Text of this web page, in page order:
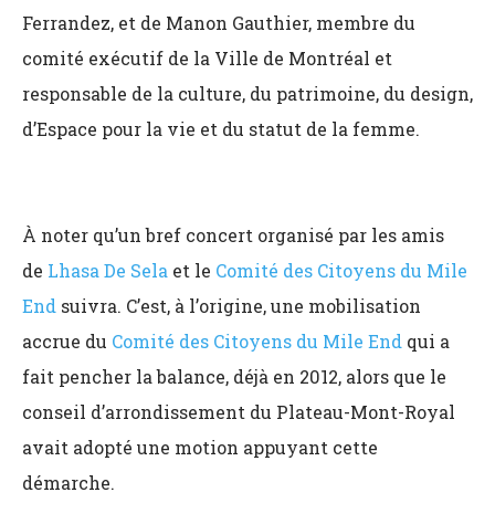
Ferrandez, et de Manon Gauthier, membre du
comité exécutif de la Ville de Montréal et
responsable de la culture, du patrimoine, du design,
d’Espace pour la vie et du statut de la femme.
À noter qu’un bref concert organisé par les amis
de Lhasa De Sela et le Comité des Citoyens du Mile
End suivra. C’est, à l’origine, une mobilisation
accrue du Comité des Citoyens du Mile End qui a
fait pencher la balance, déjà en 2012, alors que le
conseil d’arrondissement du Plateau-Mont-Royal
avait adopté une motion appuyant cette
démarche.